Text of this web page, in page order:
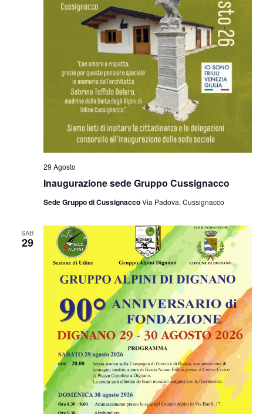
Inaugurazione sede Gruppo Cussignacco
29 Agosto
Sede Gruppo di CussignaccoVia Padova, Cussignacco
SAB
29